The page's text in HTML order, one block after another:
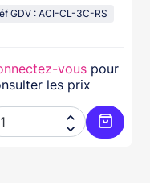
GDV : ACI-CL-3C-RS
vous pour
les prix

